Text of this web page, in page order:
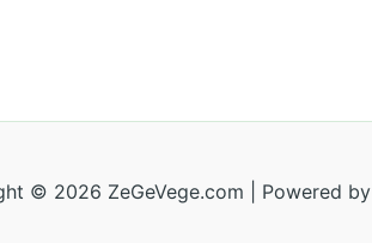
© 2026 ZeGeVege.com | Powered by